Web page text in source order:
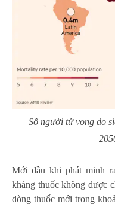
Số người tử vong do
Mới đầu khi phát minh
kháng thuốc không được
dòng thuốc mới trong